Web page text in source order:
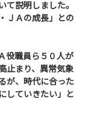
て説明しました。
ＪＡの成長」との
役職員ら５０人が
止まり、異常気象
が、時代に合った
していきたい」と